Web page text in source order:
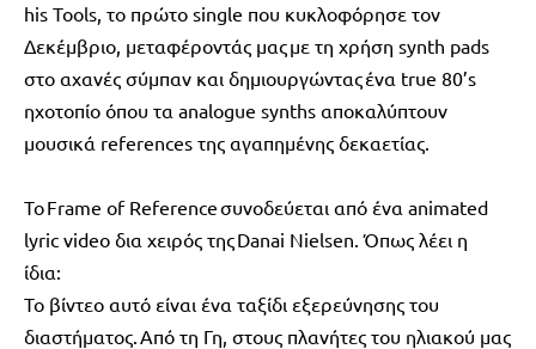
his Tools, το πρώτο single που κυκλοφόρησε τον
Δεκέμβριο, μεταφέροντάς μας με τη χρήση synth pads
στο αχανές σύμπαν και δημιουργώντας ένα true 80’s
ηχοτοπίο όπου τα analogue synths αποκαλύπτουν
μουσικά references της αγαπημένης δεκαετίας.
ΤοFrame of Referenceσυνοδεύεται από ένα animated
lyric video δια χειρός τηςDanai Nielsen. Όπως λέει η
ίδια:
Το βίντεο αυτό είναι ένα ταξίδι εξερεύνησης του
διαστήματος. Από τη Γη, στους πλανήτες του ηλιακού μας